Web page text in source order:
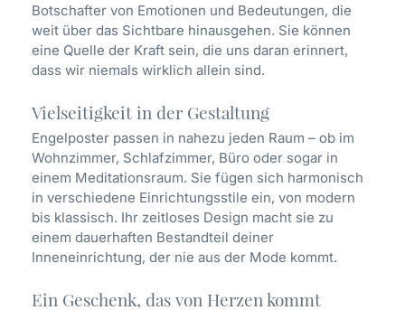
Botschafter von Emotionen und Bedeutungen, die
weit über das Sichtbare hinausgehen. Sie können
eine Quelle der Kraft sein, die uns daran erinnert,
dass wir niemals wirklich allein sind.
Vielseitigkeit in der Gestaltung
Engelposter passen in nahezu jeden Raum – ob im
Wohnzimmer, Schlafzimmer, Büro oder sogar in
einem Meditationsraum. Sie fügen sich harmonisch
in verschiedene Einrichtungsstile ein, von modern
bis klassisch. Ihr zeitloses Design macht sie zu
einem dauerhaften Bestandteil deiner
Inneneinrichtung, der nie aus der Mode kommt.
Ein Geschenk, das von Herzen kommt